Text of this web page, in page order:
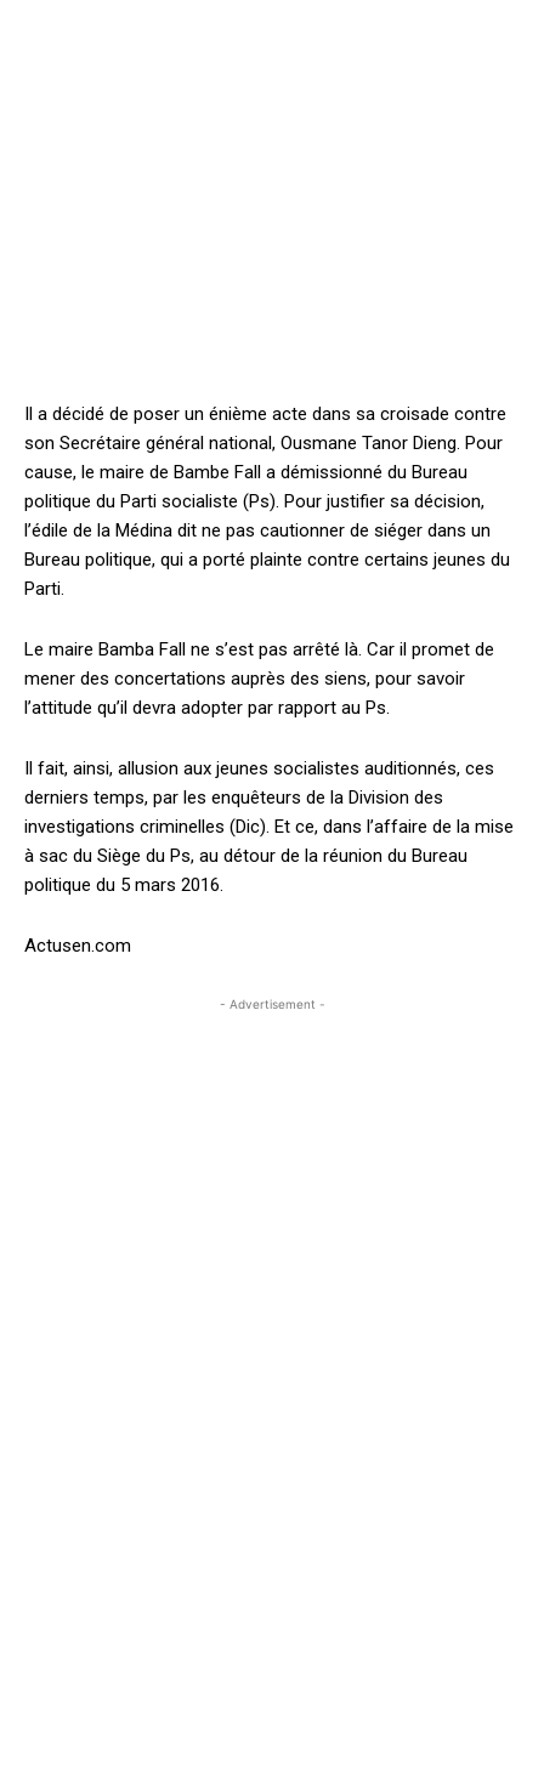
Il a décidé de poser un énième acte dans sa croisade contre
son Secrétaire général national, Ousmane Tanor Dieng. Pour
cause, le maire de Bambe Fall a démissionné du Bureau
politique du Parti socialiste (Ps). Pour justifier sa décision,
l’édile de la Médina dit ne pas cautionner de siéger dans un
Bureau politique, qui a porté plainte contre certains jeunes du
Parti.
Le maire Bamba Fall ne s’est pas arrêté là. Car il promet de
mener des concertations auprès des siens, pour savoir
l’attitude qu’il devra adopter par rapport au Ps.
Il fait, ainsi, allusion aux jeunes socialistes auditionnés, ces
derniers temps, par les enquêteurs de la Division des
investigations criminelles (Dic). Et ce, dans l’affaire de la mise
à sac du Siège du Ps, au détour de la réunion du Bureau
politique du 5 mars 2016.
Actusen.com
- Advertisement -